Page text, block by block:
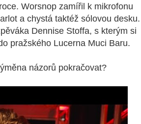
Worsnop zamířil k mikrofonu
a chystá taktéž sólovou desku.
Dennise Stoffa, s kterým si
pražského Lucerna Muci Baru.
názorů pokračovat?